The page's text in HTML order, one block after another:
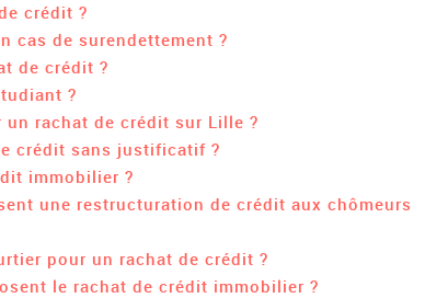
crédit ?
cas de surendettement ?
de crédit ?
?
rachat de crédit sur Lille ?
crédit sans justificatif ?
immobilier ?
une restructuration de crédit aux chômeurs
pour un rachat de crédit ?
le rachat de crédit immobilier ?